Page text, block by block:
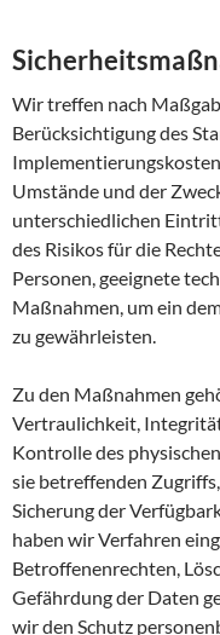
Wir treffen nach
Berücksichtigung des
Umstände und der
unterschiedlichen
des Risikos für die
Personen, geeignete
Maßnahmen, um ein
zu gewährleisten.
Zu den Maßnahmen
Vertraulichkeit,
Kontrolle des
sie betreffenden
Sicherung der
haben wir Verfahren
Betroffenenrechten,
Gefährdung der Daten
wir den Schutz